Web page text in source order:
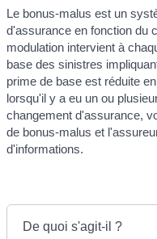
Le bonus-malus est un
d'assurance en fonction du
modulation intervient à
base des sinistres
prime de base est réduite
lorsqu'il y a eu un ou
changement d'assurance,
de bonus-malus et
d'informations.
De quoi s'agit-il ?